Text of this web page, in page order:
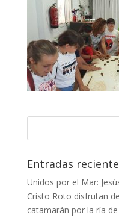
Entradas
Unidos por el Mar:
Cristo Roto disfrutan
catamarán por la ría